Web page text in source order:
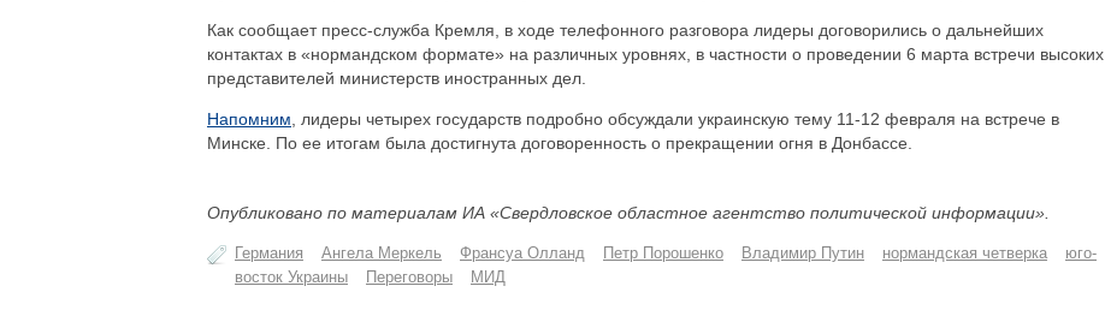
Как сообщает пресс-служба Кремля, в ходе телефонного разговора лидеры договорились о дальнейших
контактах в «нормандском формате» на различных уровнях, в частности о проведении 6 марта встречи высоких
представителей министерств иностранных дел.
Напомним , лидеры четырех государств подробно обсуждали украинскую тему 11-12 февраля на встрече в
Минске. По ее итогам была достигнута договоренность о прекращении огня в Донбассе.
Опубликовано по материалам ИА «Свердловское областное агентство политической информации».
Германия Ангела Меркель Франсуа Олланд Петр Порошенко Владимир Путин нормандская четверка
юго-
восток Украины
Переговоры МИД